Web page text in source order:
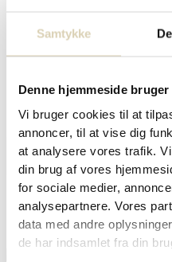
Samtykke
Denne hjemmeside
Vi bruger cookies til at
annoncer, til at vise dig
at analysere vores trafik.
din brug af vores
for sociale medier,
analysepartnere. Vores
data med andre
de har indsamlet fra din
Tokyo – Søde
kr.
TILFØJ